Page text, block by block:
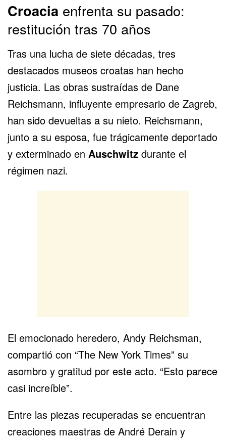
Croacia enfrenta su pasado:
restitución tras 70 años
Tras una lucha de siete décadas, tres
destacados museos croatas han hecho
justicia. Las obras sustraídas de Dane
Reichsmann, influyente empresario de Zagreb,
han sido devueltas a su nieto. Reichsmann,
junto a su esposa, fue trágicamente deportado
y exterminado en Auschwitz durante el
régimen nazi.
El emocionado heredero, Andy Reichsman,
compartió con “The New York Times” su
asombro y gratitud por este acto. “Esto parece
casi increíble”.
Entre las piezas recuperadas se encuentran
creaciones maestras de André Derain y